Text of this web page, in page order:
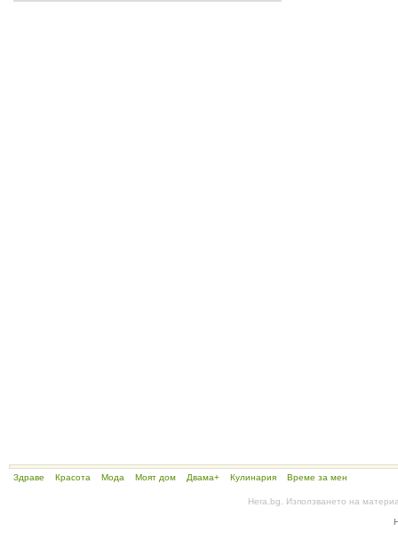
Здраве Красота Мода Моят дом Двама+ Кулинария Време за мен
Hera.bg. Използването на